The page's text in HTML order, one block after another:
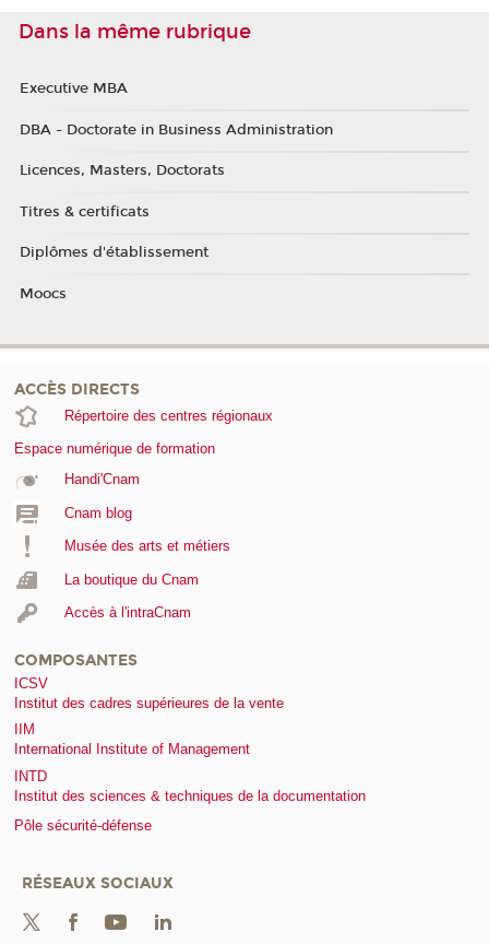
Dans la même rubrique
Executive MBA
DBA - Doctorate in Business Administration
Licences, Masters, Doctorats
Titres & certificats
Diplômes d'établissement
Moocs
ACCÈS DIRECTS
Répertoire des centres régionaux
Espace numérique de formation
Handi'Cnam
Cnam blog
Musée des arts et métiers
La boutique du Cnam
Accès à l'intraCnam
COMPOSANTES
ICSV
Institut des cadres supérieures de la vente
IIM
International Institute of Management
INTD
Institut des sciences & techniques de la documentation
Pôle sécurité-défense
RÉSEAUX SOCIAUX